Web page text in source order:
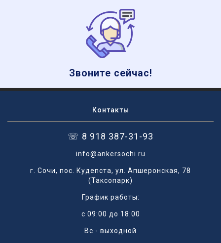
Звоните сейчас!
Контакты
☏ 8 918 387-31-93
info@ankersochi.ru
г. Сочи, пос. Кудепста, ул. Апшеронская, 78
(Таксопарк)
График работы:
с 09:00 до 18:00
Вс - выходной